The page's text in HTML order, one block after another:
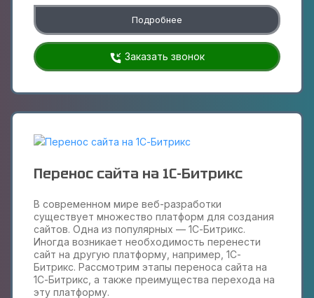
Подробнее
Заказать звонок
Перенос сайта на 1С-Битрикс
В современном мире веб-разработки
существует множество платформ для создания
сайтов. Одна из популярных — 1С-Битрикс.
Иногда возникает необходимость перенести
сайт на другую платформу, например, 1С-
Битрикс. Рассмотрим этапы переноса сайта на
1С-Битрикс, а также преимущества перехода на
эту платформу.